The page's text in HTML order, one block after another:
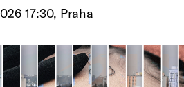
17:30, Praha